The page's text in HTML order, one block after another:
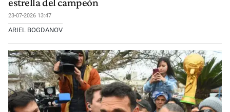
estrella del campeón
23-07-2026 13:47
ARIEL BOGDANOV